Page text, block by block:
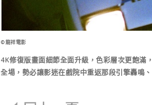
©龍祥電影
4K修復版畫面細節全面升級，色彩層次更飽滿
全場，勢必讓影迷在戲院中重返那段引擎轟鳴